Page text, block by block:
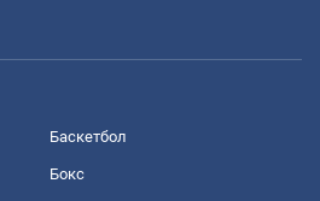
Баскетбол
Бокс